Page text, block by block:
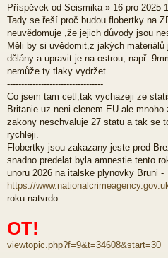
í
s
p
ě
v
e
k
Příspěvek od Seismika » 16 pro 2025
Tady se řeší proč budou flobertky na
neuvědomuje ,že jejich důvody jsou
Měli by si uvědomit,z jakých
dělány a upravit je na ostrou, např.
nemůže ty tlaky vydržet.
----------------------------------
Co jsem tam cetl,tak vychazeji ze
Britanie uz neni clenem EU ale
zakony neschvaluje 27 statu a tak se
rychleji.
Flobertky jsou zakazany jeste pred
snadno predelat byla amnestie tento
unoru 2026 na italske plynovky Bruni -
https://
roku natvrdo.
OT!
viewtopic.php?f=9&t=34608&start=30